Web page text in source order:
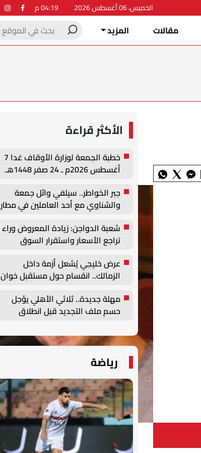
الخميس، 06 أغسطس 2026
مقالات المزيد
الأكثر قراءة
خطبة الجمعة لوزارة الأوقاف غدا 7
أغسطس 2026م ـ 24 صفر 1448هـ
جبر الخواطر.. سيلفي وائل جمعة
والشناوي مع أحد العاملين في مطار
شعبة الدواجن: زيادة المعروض وراء
تراجع الأسعار واستقرار السوق
عرض خليجي يُشعل أزمة داخل
الزمالك.. انقسام حول مستقبل خوان
مهلة جديدة.. ثلاثي الأهلي يؤجل
حسم ملف التجديد قبل انطلاق
رياضة